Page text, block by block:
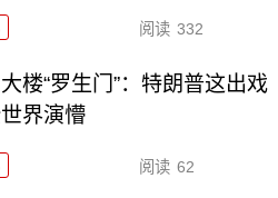
阅读 332
楼“罗生门”：特朗普这出戏
界演懵
阅读 62